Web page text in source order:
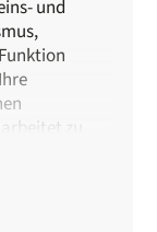
und
zu
und